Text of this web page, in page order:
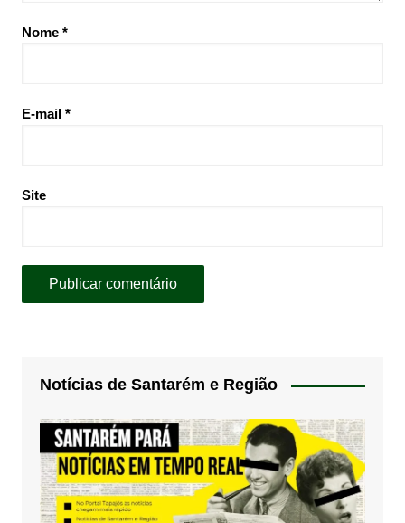
Nome *
E-mail *
Site
Notícias de Santarém e Região